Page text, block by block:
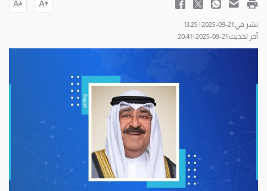
نشر في 21-09-2025 | 13:25
آخر تحديث 21-09-2025 | 20:41